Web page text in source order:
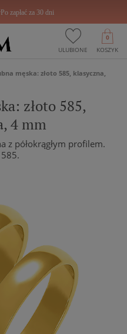
zapłać za 30 dni
ULUBIONE KOSZYK
0
męska: złoto 585, klasyczna,
złoto 585,
4 mm
z półokrągłym profilem.